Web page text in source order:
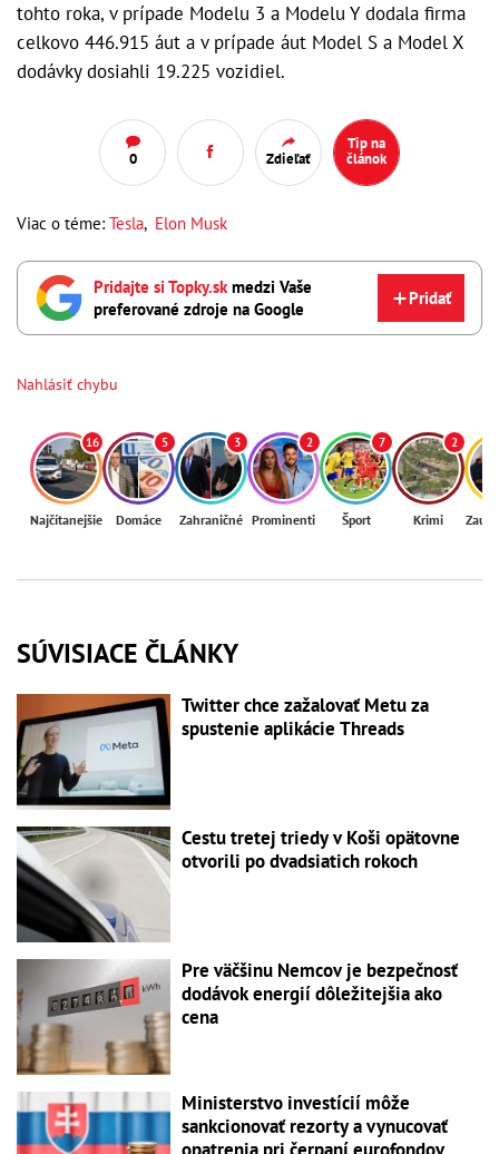
tohto roka, v prípade Modelu 3 a Modelu Y dodala firma
celkovo 446.915 áut a v prípade áut Model S a Model X
dodávky dosiahli 19.225 vozidiel.
0 Zdieľať
Tip na
článok
Viac o téme: Tesla, Elon Musk
Pridajte si Topky.sk medzi Vaše
preferované zdroje na Google
Pridať
Nahlásiť chybu
16
Najčítanejšie
5
Domáce
3
Zahraničné
2
Prominenti
7
Šport
2
Krimi
SÚVISIACE ČLÁNKY
Twitter chce zažalovať Metu za
spustenie aplikácie Threads
Cestu tretej triedy v Koši opätovne
otvorili po dvadsiatich rokoch
Pre väčšinu Nemcov je bezpečnosť
dodávok energií dôležitejšia ako
cena
Ministerstvo investícií môže
sankcionovať rezorty a vynucovať
opatrenia pri čerpaní eurofondov